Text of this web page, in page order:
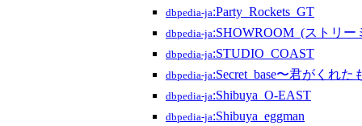
dbpedia-ja:Party_Rockets_GT
dbpedia-ja:SHOWROOM_(ストリ
dbpedia-ja:STUDIO_COAST
dbpedia-ja:Secret_base〜君がくれた
dbpedia-ja:Shibuya_O-EAST
dbpedia-ja:Shibuya_eggman